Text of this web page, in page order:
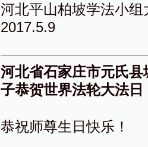
河北平山柏坡学法小组
2017.5.9
河北省石家庄市元氏
子恭贺世界法轮大法日
恭祝师尊生日快乐！